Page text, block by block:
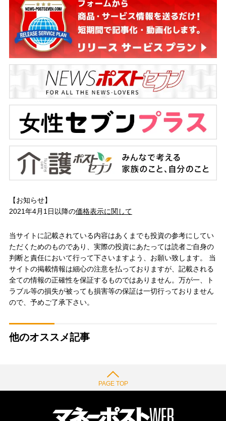
【お知らせ】
2021年4月1日以降の価格表示に関して
当サイトに記載されている内容はあくまでも投資の参考にしてい
ただくためのものであり、実際の投資にあたっては読者ご自身の
判断と責任において行って下さいますよう、お願い致します。 当
サイトの掲載情報は細心の注意を払っておりますが、記載される
全ての情報の正確性を保証するものではありません。万が一、ト
ラブル等の損失が被っても損害等の保証は一切行っておりません
ので、予めご了承下さい。
他のオススメ記事
PAGE TOP